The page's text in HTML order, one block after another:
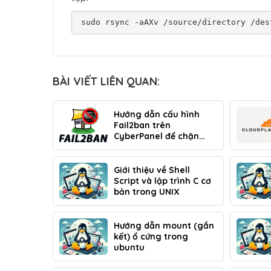
BÀI VIẾT LIÊN QUAN:
Hướng dẫn cấu hình
Fail2ban trên
CyberPanel để chặn
quét website
Giới thiệu về Shell
Script và lập trình C cơ
bản trong UNIX
Hướng dẫn mount (gắn
kết) ổ cứng trong
ubuntu